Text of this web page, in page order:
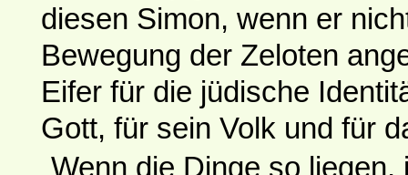
diesen Simon, wenn er
Bewegung der Zeloten
Eifer für die jüdische
Gott, für sein Volk und für
Wenn die Dinge so